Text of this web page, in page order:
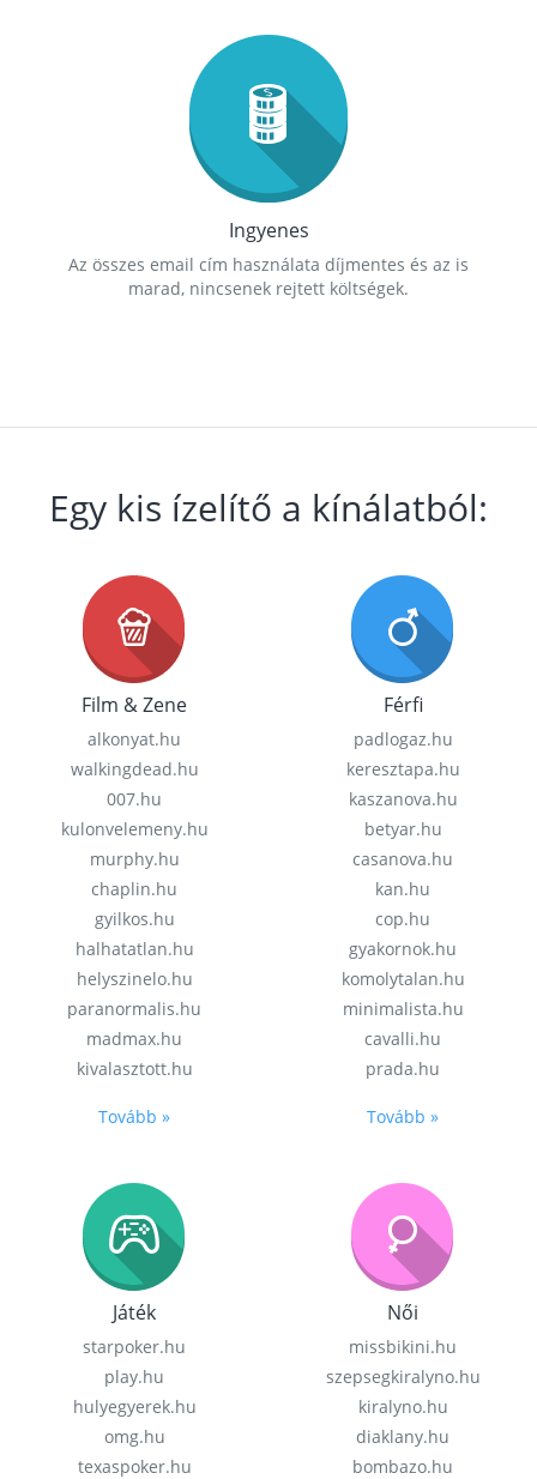
Ingyenes
Az összes email cím használata díjmentes és az is
marad, nincsenek rejtett költségek.
Egy kis ízelítő a kínálatból:
Film & Zene
alkonyat.hu
walkingdead.hu
007.hu
kulonvelemeny.hu
murphy.hu
chaplin.hu
gyilkos.hu
halhatatlan.hu
helyszinelo.hu
paranormalis.hu
madmax.hu
kivalasztott.hu
Tovább »
Férfi
padlogaz.hu
keresztapa.hu
kaszanova.hu
betyar.hu
casanova.hu
kan.hu
cop.hu
gyakornok.hu
komolytalan.hu
minimalista.hu
cavalli.hu
prada.hu
Tovább »
Játék
starpoker.hu
play.hu
hulyegyerek.hu
omg.hu
texaspoker.hu
Női
missbikini.hu
szepsegkiralyno.hu
kiralyno.hu
diaklany.hu
bombazo.hu